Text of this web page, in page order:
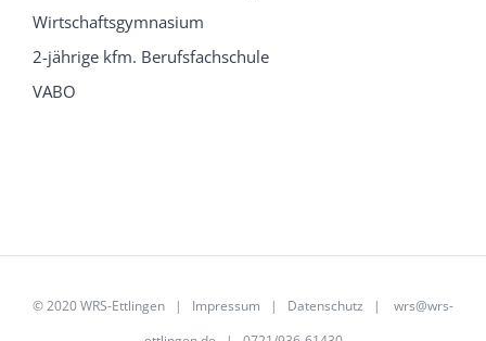
Wirtschaftsgymnasium
2-jährige kfm. Berufsfachschule
VABO
© 2020 WRS-Ettlingen | Impressum | Datenschutz | wrs@wrs-